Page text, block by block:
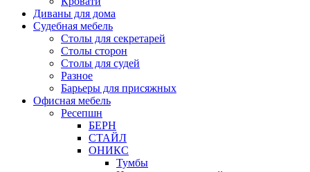
Диваны для дома
Судебная мебель
Столы для секретарей
Столы сторон
Столы для судей
Разное
Барьеры для присяжных
Офисная мебель
Ресепшн
БЕРН
СТАЙЛ
ОНИКС
Тумбы